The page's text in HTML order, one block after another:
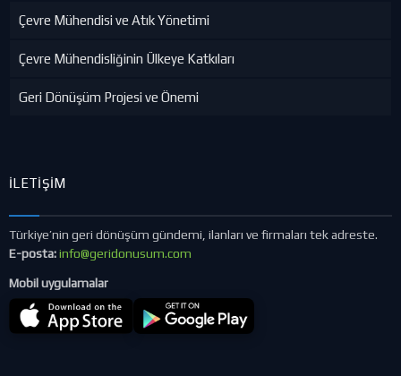
Çevre Mühendisi ve Atık Yönetimi
Çevre Mühendisliğinin Ülkeye Katkıları
Geri Dönüşüm Projesi ve Önemi
İLETIŞIM
Türkiye’nin geri dönüşüm gündemi, ilanları ve firmaları tek adreste.
E-posta:info@geridonusum.com
Mobil uygulamalar